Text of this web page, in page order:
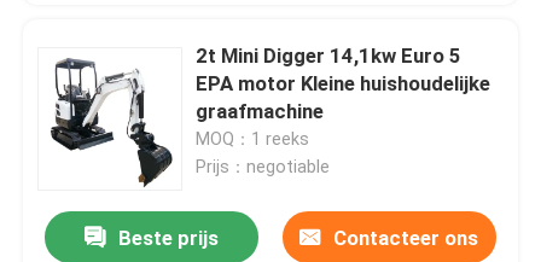
2t Mini Digger 14,1kw Euro 5
EPA motor Kleine huishoudelijke
graafmachine
MOQ：1 reeks
Prijs：negotiable
Beste prijs Contacteer ons